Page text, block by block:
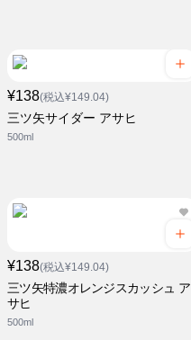
¥138(税込¥149.04)
三ツ矢サイダー アサヒ
500ml
¥138(税込¥149.04)
三ツ矢特濃オレンジスカッシュ ア
サヒ
500ml